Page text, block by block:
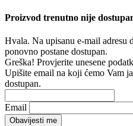
Proizvod trenutno nije
Hvala. Na upisanu e-mail adresu
ponovno postane dostupan.
Greška! Provjerite unesene
Upišite email na koji ćemo Vam
dostupan.
Email
Obavijesti me